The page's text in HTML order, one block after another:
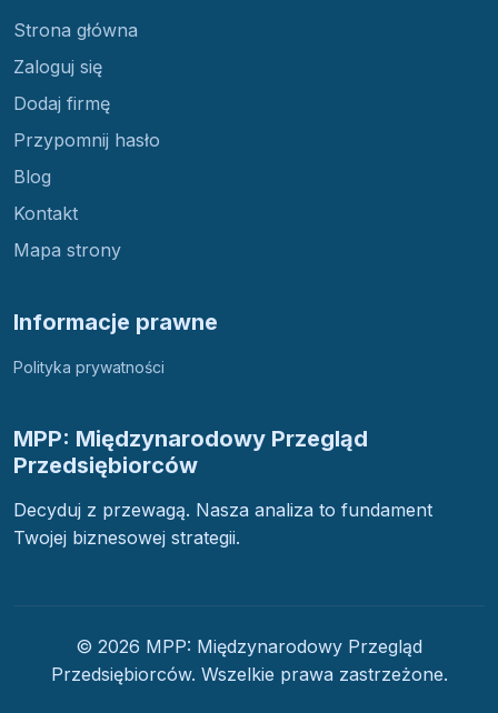
Strona główna
Zaloguj się
Dodaj firmę
Przypomnij hasło
Blog
Kontakt
Mapa strony
Informacje prawne
Polityka prywatności
MPP: Międzynarodowy Przegląd
Przedsiębiorców
Decyduj z przewagą. Nasza analiza to fundament
Twojej biznesowej strategii.
© 2026 MPP: Międzynarodowy Przegląd
Przedsiębiorców. Wszelkie prawa zastrzeżone.